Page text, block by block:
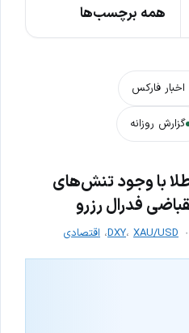
همه برچسب‌ها
اخبار فارکس
گزارش روزانه
با وجود تنش‌های
فدرال رزرو
DXY، XAU/USD ، اقتصادی